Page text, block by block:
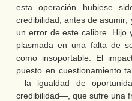
esta operación hubiese
credibilidad, antes de
un error de este calibre. Hijo
plasmada en una falta de
como insoportable. El
puesto en cuestionamiento
—la igualdad de
credibilidad—, que sufre una